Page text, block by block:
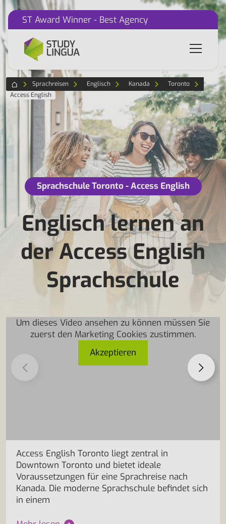
ST Award Winner - Best Agency
Sprachreisen Englisch Kanada
Toronto
Access English
Sprachschule Toronto - Access English
Englisch lernen an
der Access English
Sprachschule
Um dieses Video ansehen zu können müssen Sie
zuerst den Marketing Cookies zustimmen.
Akzeptieren
Access English Toronto liegt zentral in
Downtown Toronto und bietet ideale
Voraussetzungen für eine Sprachreise nach
Kanada. Die moderne Sprachschule befindet sich
in einem